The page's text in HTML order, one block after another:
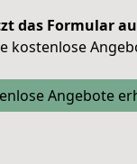
das Formular
kostenlose
Angebote